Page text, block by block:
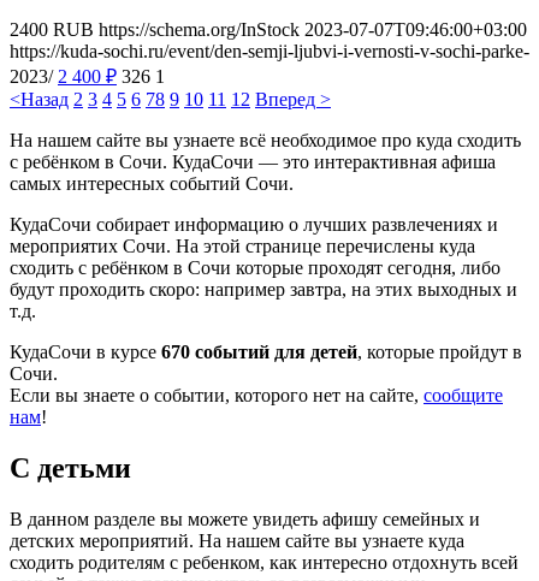
2400 RUB https://schema.org/InStock 2023-07-07T09:46:00+03:00
https://kuda-sochi.ru/event/den-semji-ljubvi-i-vernosti-v-sochi-parke-
2023/ 2 400 ₽ 326 1
<Назад 2 3 4 5 6 78 9 10 11 12 Вперед >
На нашем сайте вы узнаете всё необходимое про куда сходить
с ребёнком в Сочи. КудаСочи — это интерактивная афиша
самых интересных событий Сочи.
КудаСочи собирает информацию о лучших развлечениях и
мероприятих Сочи. На этой странице перечислены куда
сходить с ребёнком в Сочи которые проходят сегодня, либо
будут проходить скоро: например завтра, на этих выходных и
т.д.
КудаСочи в курсе 670 событий для детей, которые пройдут в
Сочи.
Если вы знаете о событии, которого нет на сайте, сообщите
нам!
С детьми
В данном разделе вы можете увидеть афишу семейных и
детских мероприятий. На нашем сайте вы узнаете куда
сходить родителям с ребенком, как интересно отдохнуть всей